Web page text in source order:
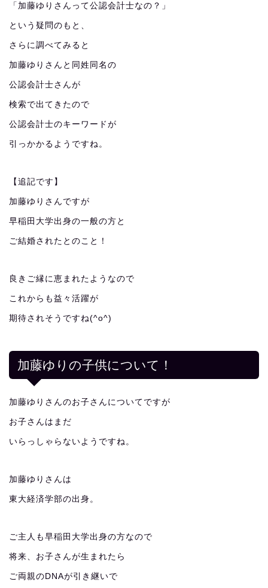
「加藤ゆりさんって公認会計士なの？」
という疑問のもと、
さらに調べてみると
加藤ゆりさんと同姓同名の
公認会計士さんが
検索で出てきたので
公認会計士のキーワードが
引っかかるようですね。
【追記です】
加藤ゆりさんですが
早稲田大学出身の一般の方と
ご結婚されたとのこと！
良きご縁に恵まれたようなので
これからも益々活躍が
期待されそうですね(^o^)
加藤ゆりの子供について！
加藤ゆりさんのお子さんについてですが
お子さんはまだ
いらっしゃらないようですね。
加藤ゆりさんは
東大経済学部の出身。
ご主人も早稲田大学出身の方なので
将来、お子さんが生まれたら
ご両親のDNAが引き継いで